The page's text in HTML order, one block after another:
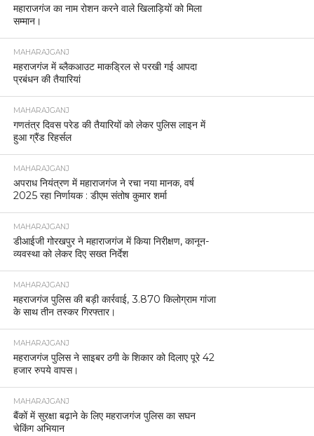
महाराजगंज का नाम रोशन करने वाले खिलाड़ियों को मिला
सम्मान।
MAHARAJGANJ
महराजगंज में ब्लैकआउट माकड्रिल से परखी गई आपदा
प्रबंधन की तैयारियां
MAHARAJGANJ
गणतंत्र दिवस परेड की तैयारियों को लेकर पुलिस लाइन में
हुआ ग्रैंड रिहर्सल
MAHARAJGANJ
अपराध नियंत्रण में महाराजगंज ने रचा नया मानक, वर्ष
2025 रहा निर्णायक : डीएम संतोष कुमार शर्मा
MAHARAJGANJ
डीआईजी गोरखपुर ने महाराजगंज में किया निरीक्षण, कानून-
व्यवस्था को लेकर दिए सख्त निर्देश
MAHARAJGANJ
महराजगंज पुलिस की बड़ी कार्रवाई, 3.870 किलोग्राम गांजा
के साथ तीन तस्कर गिरफ्तार।
MAHARAJGANJ
महराजगंज पुलिस ने साइबर ठगी के शिकार को दिलाए पूरे 42
हजार रुपये वापस।
MAHARAJGANJ
बैंकों में सुरक्षा बढ़ाने के लिए महराजगंज पुलिस का सघन
चेकिंग अभियान